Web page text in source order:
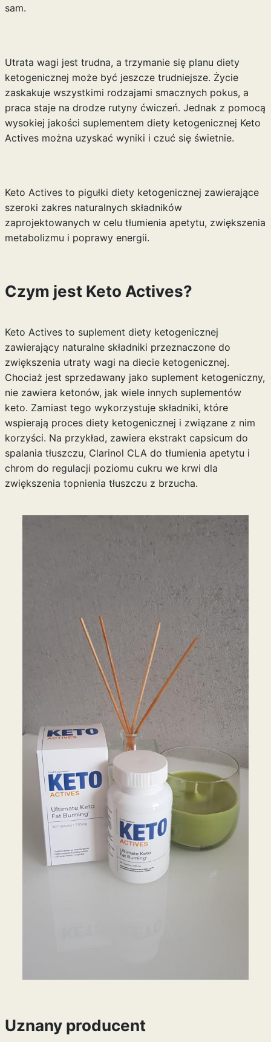
sam.
Utrata wagi jest trudna, a trzymanie się planu diety
ketogenicznej może być jeszcze trudniejsze. Życie
zaskakuje wszystkimi rodzajami smacznych pokus, a
praca staje na drodze rutyny ćwiczeń. Jednak z pomocą
wysokiej jakości suplementem diety ketogenicznej Keto
Actives można uzyskać wyniki i czuć się świetnie.
Keto Actives to pigułki diety ketogenicznej zawierające
szeroki zakres naturalnych składników
zaprojektowanych w celu tłumienia apetytu, zwiększenia
metabolizmu i poprawy energii.
Czym jest Keto Actives?
Keto Actives to suplement diety ketogenicznej
zawierający naturalne składniki przeznaczone do
zwiększenia utraty wagi na diecie ketogenicznej.
Chociaż jest sprzedawany jako suplement ketogeniczny,
nie zawiera ketonów, jak wiele innych suplementów
keto. Zamiast tego wykorzystuje składniki, które
wspierają proces diety ketogenicznej i związane z nim
korzyści. Na przykład, zawiera ekstrakt capsicum do
spalania tłuszczu, Clarinol CLA do tłumienia apetytu i
chrom do regulacji poziomu cukru we krwi dla
zwiększenia topnienia tłuszczu z brzucha.
Uznany producent